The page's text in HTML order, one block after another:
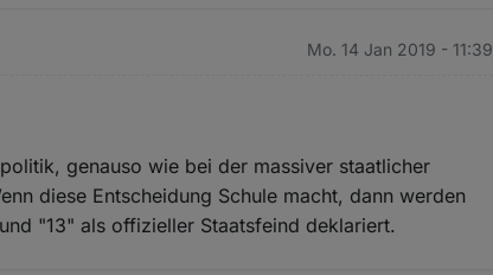
Mo. 14 Jan 2019 - 11:39
genauso wie bei der massiver staatlicher
diese Entscheidung Schule macht, dann werden
"13" als offizieller Staatsfeind deklariert.